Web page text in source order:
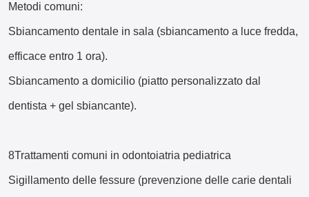
Metodi comuni:
Sbiancamento dentale in sala (sbiancamento a luce fredda,
efficace entro 1 ora).
Sbiancamento a domicilio (piatto personalizzato dal
dentista + gel sbiancante).
8Trattamenti comuni in odontoiatria pediatrica
Sigillamento delle fessure (prevenzione delle carie dentali